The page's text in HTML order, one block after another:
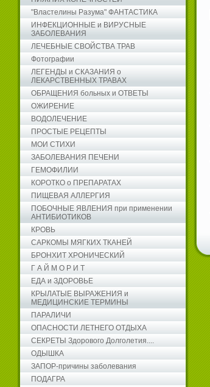
"Властелины Разума" ФАНТАСТИКА
ИНФЕКЦИОННЫЕ и ВИРУСНЫЕ
ЗАБОЛЕВАНИЯ
ЛЕЧЕБНЫЕ СВОЙСТВА ТРАВ
Фотографии
ЛЕГЕНДЫ и СКАЗАНИЯ о
ЛЕКАРСТВЕННЫХ ТРАВАХ
ОБРАЩЕНИЯ больных и ОТВЕТЫ
ОЖИРЕНИЕ
ВОДОЛЕЧЕНИЕ
ПРОСТЫЕ РЕЦЕПТЫ
МОИ СТИХИ
ЗАБОЛЕВАНИЯ ПЕЧЕНИ
ГЕМОФИЛИИ
КОРОТКО о ПРЕПАРАТАХ
ПИЩЕВАЯ АЛЛЕРГИЯ
ПОБОЧНЫЕ ЯВЛЕНИЯ при применении
АНТИБИОТИКОВ
КРОВЬ
САРКОМЫ МЯГКИХ ТКАНЕЙ
БРОНХИТ ХРОНИЧЕСКИЙ
Г А Й М О Р И Т
ЕДА и ЗДОРОВЬЕ
КРЫЛАТЫЕ ВЫРАЖЕНИЯ и
МЕДИЦИНСКИЕ ТЕРМИНЫ
ПАРАЛИЧИ
ОПАСНОСТИ ЛЕТНЕГО ОТДЫХА
СЕКРЕТЫ Здорового Долголетия....
ОДЫШКА
ЗАПОР-причины заболевания
ПОДАГРА